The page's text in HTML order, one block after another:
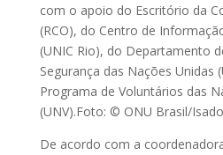
com o apoio do Escritório da
(RCO), do Centro de
(UNIC Rio), do Departamento
Segurança das Nações Unidas
Programa de Voluntários das
(UNV).Foto: © ONU Brasil/
De acordo com a